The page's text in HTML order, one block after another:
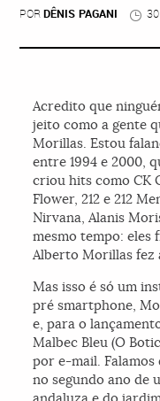
PORDÊNIS PAGANI
Acredito que
jeito como a gente
Morillas. Estou
entre 1994 e 2000,
criou hits como CK
Flower, 212 e 212
Nirvana, Alanis
mesmo tempo: eles
Alberto Morillas fez
Mas isso é só um
pré smartphone,
e, para o
Malbec Bleu (O
por e-mail.
no segundo ano de
andaluza e do